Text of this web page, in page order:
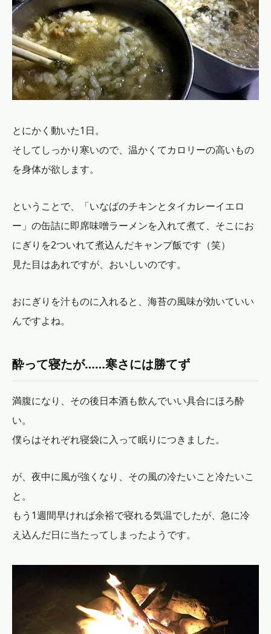
とにかく動いた1日。
そしてしっかり寒いので、温かくてカロリーの高いもの
を身体が欲します。
ということで、「いなばのチキンとタイカレーイエロ
ー」の缶詰に即席味噌ラーメンを入れて煮て、そこにお
にぎりを2ついれて煮込んだキャンプ飯です（笑）
見た目はあれですが、おいしいのです。
おにぎりを汁ものに入れると、海苔の風味が効いていい
んですよね。
酔って寝たが……寒さには勝てず
満腹になり、その後日本酒も飲んでいい具合にほろ酔
い。
僕らはそれぞれ寝袋に入って眠りにつきました。
が、夜中に風が強くなり、その風の冷たいこと冷たいこ
と。
もう1週間早ければ余裕で寝れる気温でしたが、急に冷
え込んだ日に当たってしまったようです。